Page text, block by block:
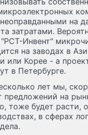
на
затратами.
"РСТ-Инвент"
на заводах в
или Корее - а
в Петербурге.
лет мы,
предложений на
тоже будет расти,
в сферах